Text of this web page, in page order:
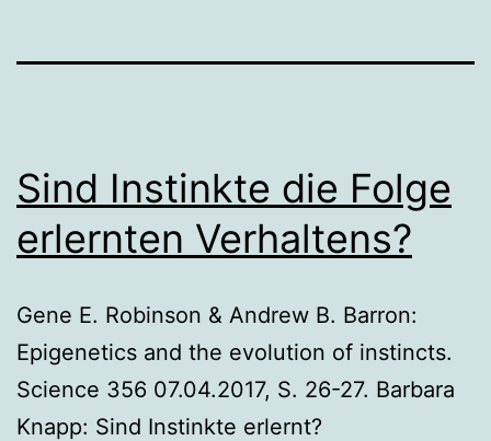
Sind Instinkte die Folge
erlernten Verhaltens?
Gene E. Robinson & Andrew B. Barron:
Epigenetics and the evolution of instincts.
Science 356 07.04.2017, S. 26-27. Barbara
Knapp: Sind Instinkte erlernt?